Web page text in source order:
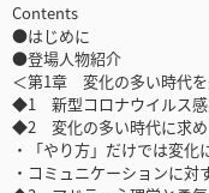
Contents
●はじめに
●登場人物紹介
＜第1章 変化の多い時代
◆1 新型コロナウイルス感
◆2 変化の多い時代に求め
・「やり方」だけでは変化
・コミュニケーションに対